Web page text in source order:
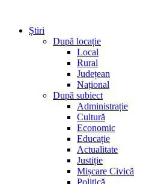
Știri
După locație
Local
Rural
Județean
Național
După subiect
Administrație
Cultură
Economic
Educație
Actualitate
Justiție
Mișcare Civică
Politică